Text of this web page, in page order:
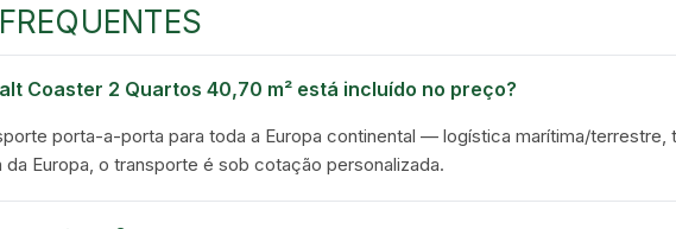
MOBILE HOMES
Coaster 2 Quartos 40,70 m² está incluído no preço?
porta-a-porta para toda a Europa continental — logística marítima/terrestre,
Europa, o transporte é sob cotação personalizada.